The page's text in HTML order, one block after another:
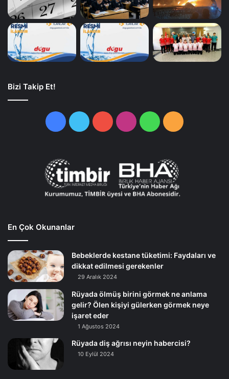
Bizi Takip Et!
FacebookTwitterYouTubeInstagramWhatsApp
RSS
En Çok Okunanlar
Bebeklerde kestane tüketimi: Faydaları ve
dikkat edilmesi gerekenler
29 Aralık 2024
Rüyada ölmüş birini görmek ne anlama
gelir? Ölen kişiyi gülerken görmek neye
işaret eder
1 Ağustos 2024
Rüyada diş ağrısı neyin habercisi?
10 Eylül 2024